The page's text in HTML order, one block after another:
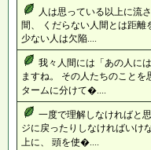
人は思っている以上に流
間、 くだらない人間とは距離
少ない人は欠陥....
我々人間には「あの人に
ますね。 その人たちのこと
タームに分けて�....
一度で理解しなければと
ジに戻ったりしなければいけ
上に、 頭を使�....